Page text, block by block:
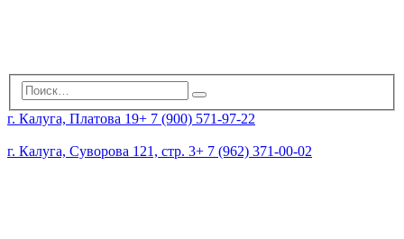
г. Калуга, Платова 19+ 7 (900) 571-97-22
г. Калуга, Суворова 121, стр. 3+ 7 (962) 371-00-02